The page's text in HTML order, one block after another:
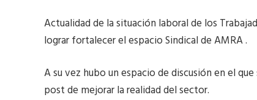
Actualidad de la situación laboral de los
lograr fortalecer el espacio Sindical de AMRA .
A su vez hubo un espacio de discusión en el
post de mejorar la realidad del sector.